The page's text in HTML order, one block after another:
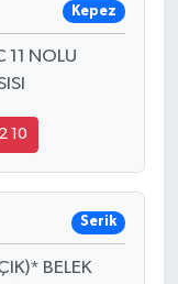
Kepez
11 NOLU
10
Serik
BELEK